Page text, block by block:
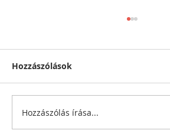
Halálra untatod a
Hozzászólások
Hozzászólás írása...